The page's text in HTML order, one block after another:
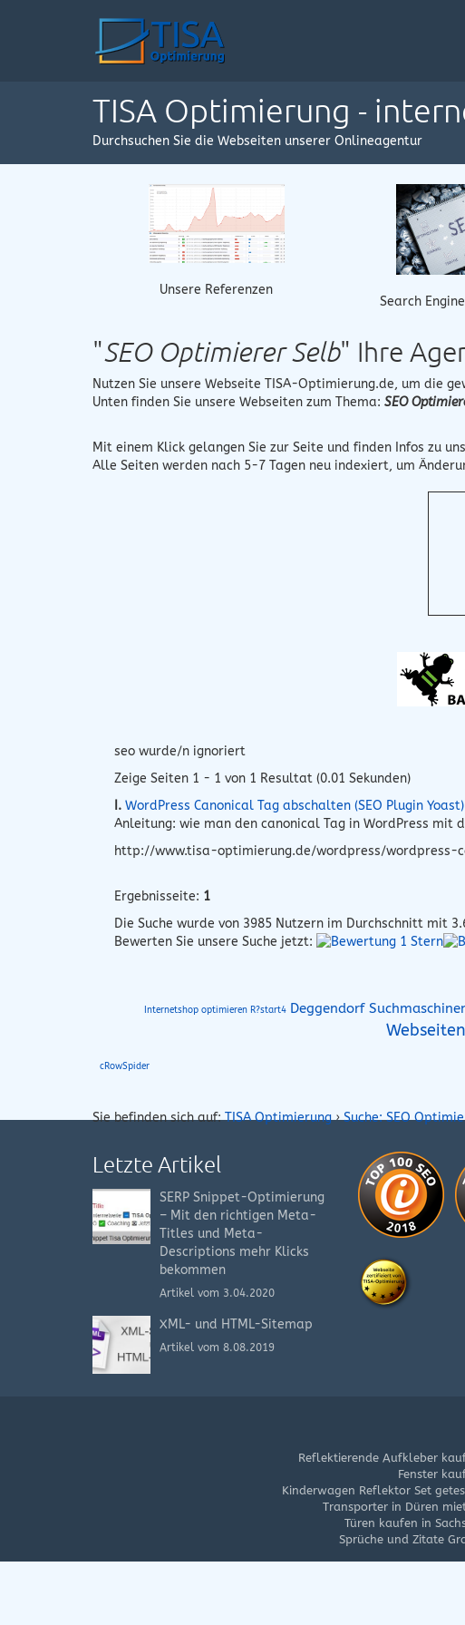
TISA Optimierung -
Durchsuchen Sie die Webseiten unserer Onlineagentur
Unsere Referenzen
Search
"SEO Optimierer Selb" Ihre
Nutzen Sie unsere Webseite TISA-Optimierung.de, um die
Unten finden Sie unsere Webseiten zum Thema: SEO
Mit einem Klick gelangen Sie zur Seite und finden Infos zu
Alle Seiten werden nach 5-7 Tagen neu indexiert, um
seo wurde/n ignoriert
Zeige Seiten 1 - 1 von 1 Resultat (0.01 Sekunden)
I. WordPress Canonical Tag abschalten (SEO Plugin Yoast)
Anleitung: wie man den canonical Tag in WordPress mit
http://www.tisa-optimierung.de/wordpress/
Ergebnisseite: 1
Die Suche wurde von 3985 Nutzern im Durchschnitt mit
Bewerten Sie unsere Suche jetzt:
Internetshop optimieren R?start4 Deggendorf
cRowSpider
Sie befinden sich auf:TISA Optimierung›Suche: SEO
Letzte Artikel
SERP Snippet-Optimierung
– Mit den richtigen Meta-
Titles und Meta-
Descriptions mehr Klicks
bekommen
Artikel vom 3.04.2020
XML- und HTML-Sitemap
Artikel vom 8.08.2019
Reflektierende Aufkleber
Fenster
Kinderwagen Reflektor Set
Transporter in Düren
Türen kaufen in
Sprüche und Zitate